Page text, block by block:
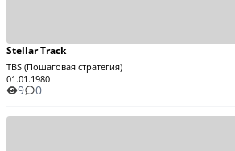
Stellar Track
TBS (Пошаговая стратегия)
01.01.1980
9 0